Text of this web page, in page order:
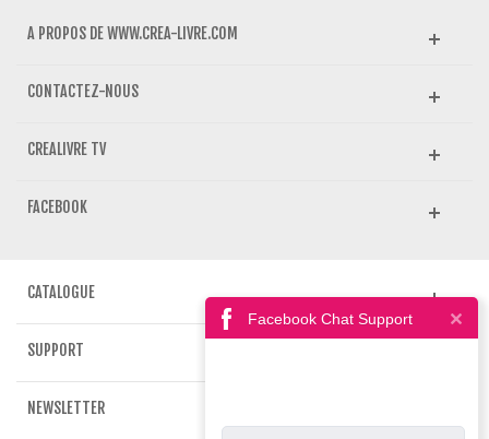
A PROPOS DE WWW.CREA-LIVRE.COM
CONTACTEZ-NOUS
CREALIVRE TV
FACEBOOK
CATALOGUE
SUPPORT
NEWSLETTER
Facebook Chat Support